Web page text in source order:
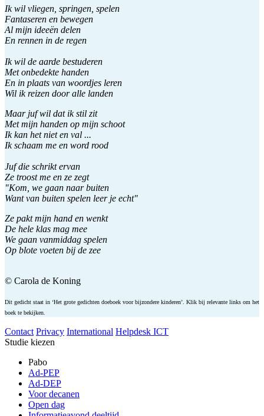
Ik wil vliegen, springen, spelen
Fantaseren en bewegen
Al mijn ideeën delen
En rennen in de regen
Ik wil de aarde bestuderen
Met onbedekte handen
En in plaats van woordjes leren
Wil ik reizen door alle landen
Maar juf wil dat ik stil zit
Met mijn handen op mijn schoot
Ik kan het niet en val ...
Ik schaam me en word rood
Juf die schrikt ervan
Ze troost me en ze zegt
"Kom, we gaan naar buiten
Want van buiten spelen leer je echt"
Ze pakt mijn hand en wenkt
De hele klas mag mee
We gaan vanmiddag spelen
Op blote voeten bij de zee
© Carola de Koning
Dit gedicht staat in ‘Het grote gedichten doeboek voor bijzondere kinderen’. Klik bij relevante links om het
boek te bekijken.
Contact Privacy International Helpdesk ICT
Studie kiezen
Pabo
Ad-PEP
Ad-DEP
Voor decanen
Open dag